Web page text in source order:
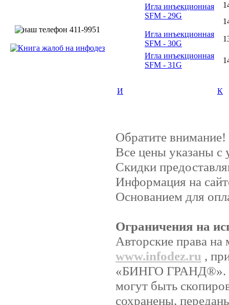
Игла инъекционная
SFM - 29G
Игла инъекционная
SFM - 30G
Игла инъекционная
SFM - 31G
И К
Обратите внимание!
Все цены указаны
Скидки
Информация на
Основанием для
Ограничения на
Авторские права
www.infodez.ru ,
«БИНГО ГРАНД®».
могут быть
сохранены,